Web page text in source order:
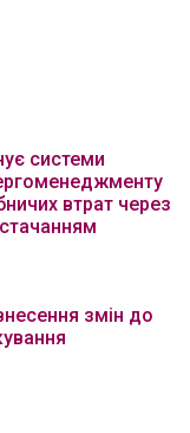
системи
втрат через
змін до